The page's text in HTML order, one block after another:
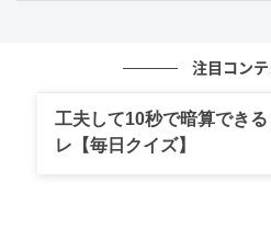
注目コン
工夫して10秒で暗算でき
レ【毎日クイズ】